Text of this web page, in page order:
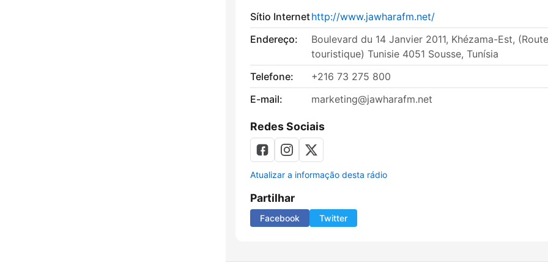
Sítio Internethttp://www.jawharafm.net/
Endereço:
Boulevard du 14 Janvier 2011, Khézama-Est, (Route
touristique) Tunisie 4051 Sousse, Tunísia
Telefone:
+216 73 275 800
E-mail:
marketing@jawharafm.net
Redes Sociais
Atualizar a informação desta rádio
Partilhar
Facebook Twitter